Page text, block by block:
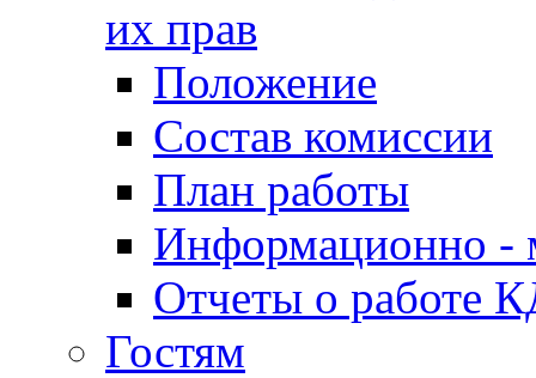
их прав
Положение
Состав комиссии
План работы
Информационно -
Отчеты о работе
Гостям